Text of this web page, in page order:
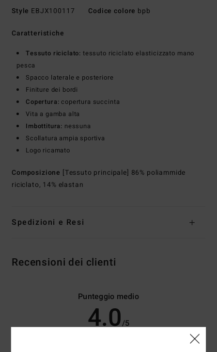
Style EBJX100117 Codice colore bpb
Caratteristiche
Tessuto riciclato: tessuto riciclato elasticizzato mano
pesca
Spacco laterale e posteriore
Finiture dei bordi
Copertura:copertura succinta
Vita a gamba alta
Imbottitura: nessuna
Scollatura ampia sportiva
Logo ricamato
Composizione [Tessuto principale] 86% poliammide
riciclato, 14% elastan
Spedizioni e Resi
Recensioni dei clienti
Punteggio medio
4.0/5